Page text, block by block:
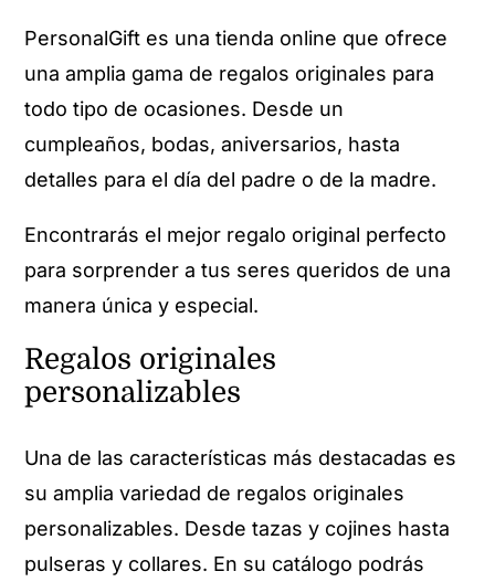
PersonalGift es una tienda online que ofrece
una amplia gama de regalos originales para
todo tipo de ocasiones. Desde un
cumpleaños, bodas, aniversarios, hasta
detalles para el día del padre o de la madre.
Encontrarás el mejor regalo original perfecto
para sorprender a tus seres queridos de una
manera única y especial.
Regalos originales
personalizables
Una de las características más destacadas es
su amplia variedad de regalos originales
personalizables. Desde tazas y cojines hasta
pulseras y collares. En su catálogo podrás